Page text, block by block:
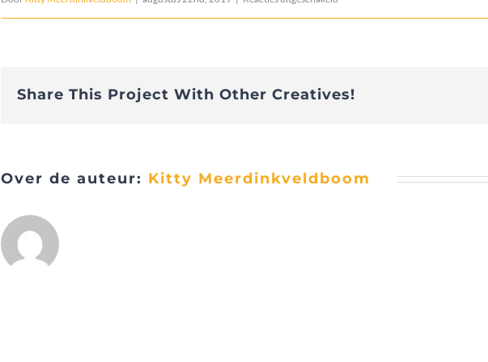
Share This Project With Other Creatives!
Over de auteur: Kitty Meerdinkveldboom